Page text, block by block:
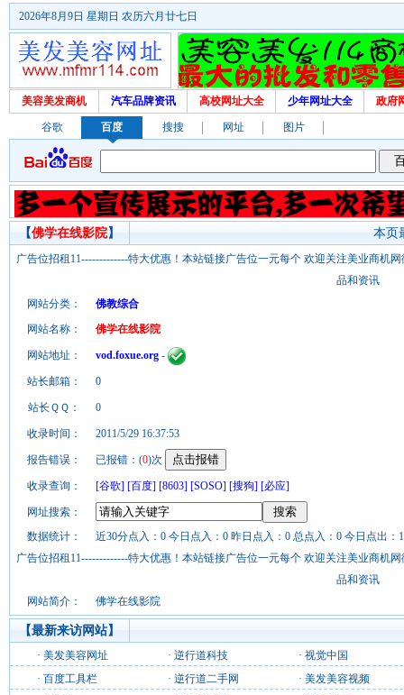
2026年8月9日 星期日 农历六月廿七日
美容美发商机 汽车品牌资讯 高校网址大全 少年网址大全 政府
谷歌 百度 搜搜 网址 图片
本页
【佛学在线影院】
广告位招租11-------------特大优惠！本站链接广告位一元每个 欢迎关注美业商机
品和资讯
网站分类：
佛教综合
网站名称：
佛学在线影院
网站地址： vod.foxue.org -
站长邮箱： 0
站长ＱＱ： 0
收录时间： 2011/5/29 16:37:53
报告错误： 已报错：(0)次
收录查询： [谷歌] [百度] [8603] [SOSO] [搜狗] [必应]
网址搜索：
数据统计：
近30分点入：0 今日点入：0 昨日点入：0 总点入：0 今日点出：
广告位招租11-------------特大优惠！本站链接广告位一元每个 欢迎关注美业商机
品和资讯
网站简介：
佛学在线影院
【最新来访网站】
· 美发美容网址 · 逆行道科技 · 视觉中国
· 百度工具栏 · 逆行道二手网 · 美发美容视频